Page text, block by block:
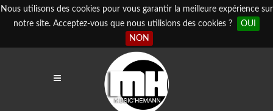
Nous utilisons des cookies pour vous garantir la meilleure expérience sur
notre site. Acceptez-vous que nous utilisions des cookies ?
OUI
NON